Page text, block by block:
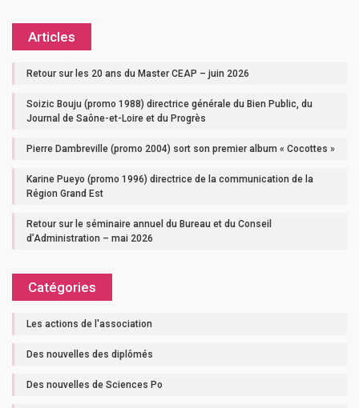
Articles
Retour sur les 20 ans du Master CEAP – juin 2026
Soizic Bouju (promo 1988) directrice générale du Bien Public, du
Journal de Saône-et-Loire et du Progrès
Pierre Dambreville (promo 2004) sort son premier album « Cocottes »
Karine Pueyo (promo 1996) directrice de la communication de la
Région Grand Est
Retour sur le séminaire annuel du Bureau et du Conseil
d’Administration – mai 2026
Catégories
Les actions de l'association
Des nouvelles des diplômés
Des nouvelles de Sciences Po